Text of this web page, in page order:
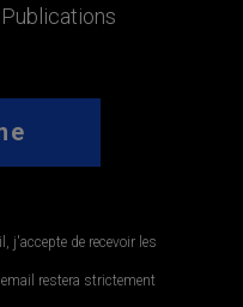
j'accepte de recevoir les
restera strictement